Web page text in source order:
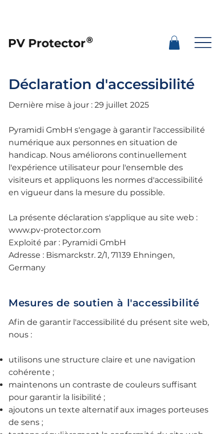
Déclaration d'accessibilité
Dernière mise à jour : 29 juillet 2025
Pyramidi GmbH s'engage à garantir l'accessibilité
numérique aux personnes en situation de
handicap. Nous améliorons continuellement
l'expérience utilisateur pour l'ensemble des
visiteurs et appliquons les normes d'accessibilité
en vigueur dans la mesure du possible.
La présente déclaration s'applique au site web :
www.pv-protector.com
Exploité par : Pyramidi GmbH
Adresse : Bismarckstr. 2/1, 71139 Ehningen,
Germany
Mesures de soutien à l'accessibilité
Afin de garantir l'accessibilité du présent site web,
nous :
utilisons une structure claire et une navigation
cohérente ;
maintenons un contraste de couleurs suffisant
pour garantir la lisibilité ;
ajoutons un texte alternatif aux images porteuses
de sens ;